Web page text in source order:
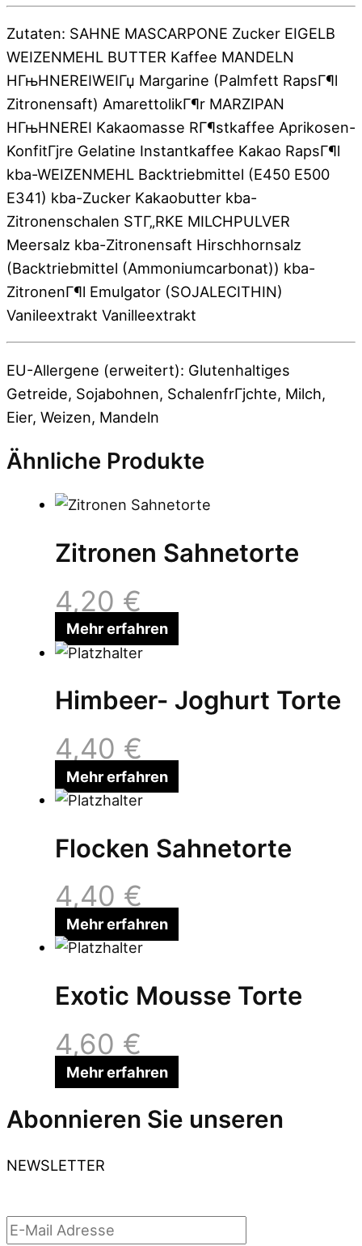
Zutaten: SAHNE MASCARPONE Zucker EIGELB
WEIZENMEHL BUTTER Kaffee MANDELN
HГњHNEREIWEIГџ Margarine (Palmfett RapsГ¶l
Zitronensaft) AmarettolikГ¶r MARZIPAN
HГњHNEREI Kakaomasse RГ¶stkaffee Aprikosen-
KonfitГјre Gelatine Instantkaffee Kakao RapsГ¶l
kba-WEIZENMEHL Backtriebmittel (E450 E500
E341) kba-Zucker Kakaobutter kba-
Zitronenschalen STГ„RKE MILCHPULVER
Meersalz kba-Zitronensaft Hirschhornsalz
(Backtriebmittel (Ammoniumcarbonat)) kba-
ZitronenГ¶l Emulgator (SOJALECITHIN)
Vanileextrakt Vanilleextrakt
EU-Allergene (erweitert): Glutenhaltiges
Getreide, Sojabohnen, SchalenfrГјchte, Milch,
Eier, Weizen, Mandeln
Ähnliche Produkte
Zitronen Sahnetorte
4,20 €
Mehr erfahren
Himbeer- Joghurt Torte
4,40 €
Mehr erfahren
Flocken Sahnetorte
4,40 €
Mehr erfahren
Exotic Mousse Torte
4,60 €
Mehr erfahren
Abonnieren Sie unseren
NEWSLETTER